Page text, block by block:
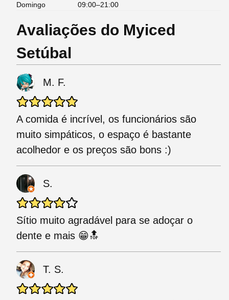
Domingo
09:00–21:00
Avaliações do Myiced
Setúbal
M. F.
A comida é incrível, os funcionários são
muito simpáticos, o espaço é bastante
acolhedor e os preços são bons :)
S.
Sítio muito agradável para se adoçar o
dente e mais 😁🔝
T. S.